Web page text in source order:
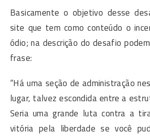
Basicamente o objetivo desse
site que tem como conteúdo o
ódio; na descrição do desafio
frase:
“Há uma seção de administração
lugar, talvez escondida entre a
Seria uma grande luta contra a
vitória pela liberdade se você